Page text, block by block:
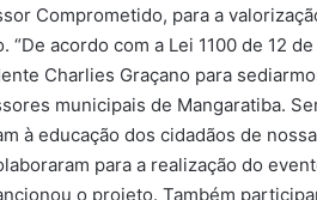
Comprometido, para a
“De acordo com a Lei 1100 de 12
Charlies Graçano para
municipais de Mangaratiba.
à educação dos cidadãos de
para a realização do
o projeto. Também